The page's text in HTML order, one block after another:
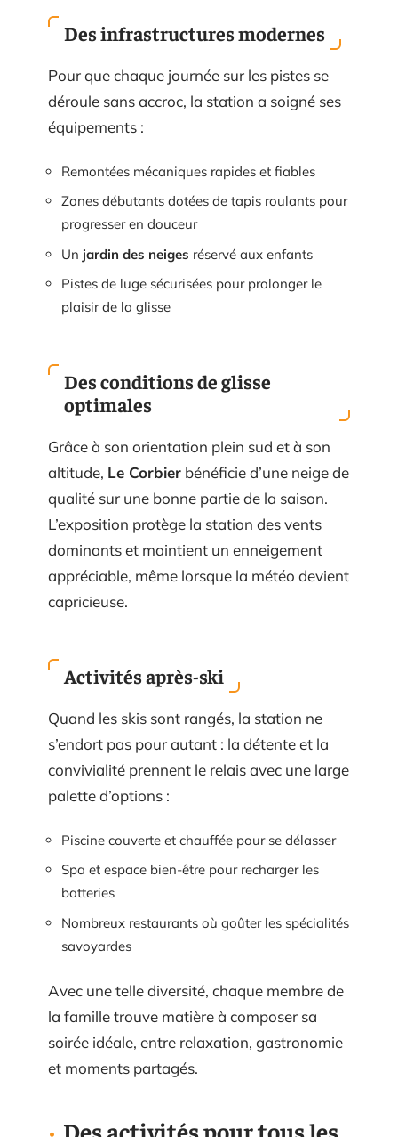
Des infrastructures modernes
Pour que chaque journée sur les pistes se
déroule sans accroc, la station a soigné ses
équipements :
Remontées mécaniques rapides et fiables
Zones débutants dotées de tapis roulants pour
progresser en douceur
Un jardin des neiges réservé aux enfants
Pistes de luge sécurisées pour prolonger le
plaisir de la glisse
Des conditions de glisse
optimales
Grâce à son orientation plein sud et à son
altitude, Le Corbier bénéficie d’une neige de
qualité sur une bonne partie de la saison.
L’exposition protège la station des vents
dominants et maintient un enneigement
appréciable, même lorsque la météo devient
capricieuse.
Activités après-ski
Quand les skis sont rangés, la station ne
s’endort pas pour autant : la détente et la
convivialité prennent le relais avec une large
palette d’options :
Piscine couverte et chauffée pour se délasser
Spa et espace bien-être pour recharger les
batteries
Nombreux restaurants où goûter les spécialités
savoyardes
Avec une telle diversité, chaque membre de
la famille trouve matière à composer sa
soirée idéale, entre relaxation, gastronomie
et moments partagés.
Des activités pour tous les